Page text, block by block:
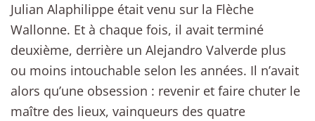
Julian Alaphilippe était venu sur la Flèche
Wallonne. Et à chaque fois, il avait terminé
deuxième, derrière un Alejandro Valverde plus
ou moins intouchable selon les années. Il n’avait
alors qu’une obsession : revenir et faire chuter le
maître des lieux, vainqueurs des quatre